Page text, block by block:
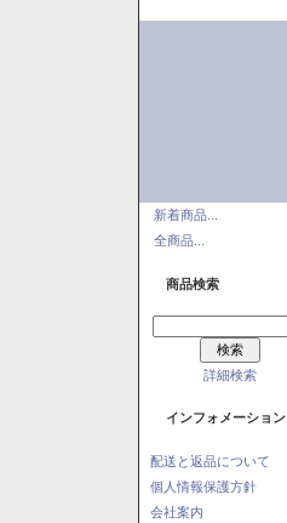
新着商品...
全商品...
商品検索
詳細検索
インフォメーション
配送と返品について
個人情報保護方針
会社案内